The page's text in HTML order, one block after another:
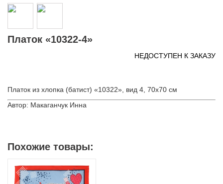
Платок «10322-4»
НЕДОСТУПЕН К ЗАКАЗУ
Платок из хлопка (батист) «10322», вид 4, 70х70 см
Автор: Макаганчук Инна
Похожие товары: